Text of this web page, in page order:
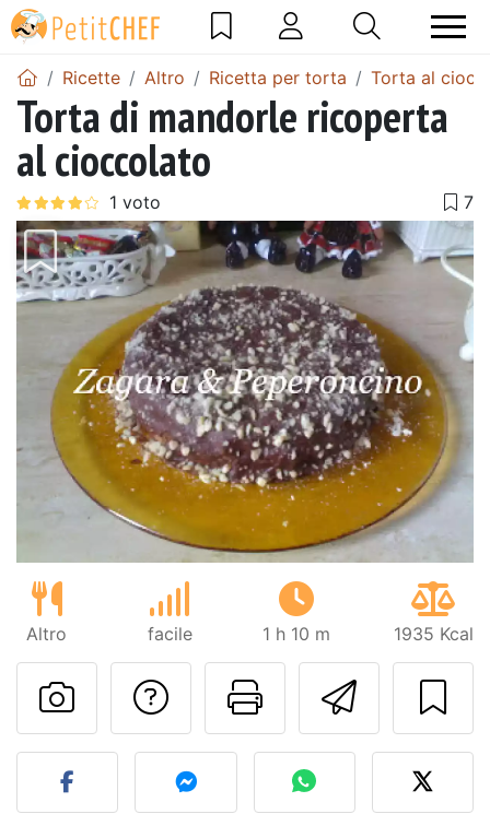
Ricette Altro Ricetta per torta Torta al
Torta di mandorle ricoperta
al cioccolato
Altro facile 1 h 10 m 1935 Kcal
Invia
Stampa la
Contatta l'autore
Pubblica la foto di